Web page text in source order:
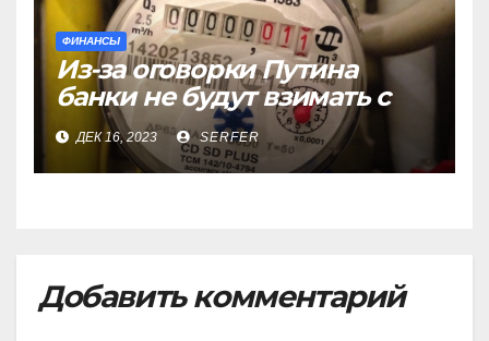
ФИНАНСЫ
Из-за оговорки Путина
банки не будут взимать с
пенсионеров
комиссионные за ЖКХ
ДЕК 16, 2023 SERFER
Добавить комментарий